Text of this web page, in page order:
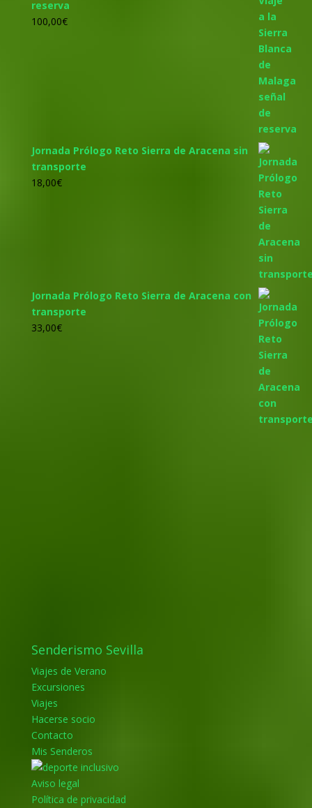
reserva
100,00€
Jornada Prólogo Reto Sierra de Aracena sin
transporte
18,00€
Jornada Prólogo Reto Sierra de Aracena con
transporte
33,00€
Senderismo Sevilla
Viajes de Verano
Excursiones
Viajes
Hacerse socio
Contacto
Mis Senderos
Aviso legal
Política de privacidad